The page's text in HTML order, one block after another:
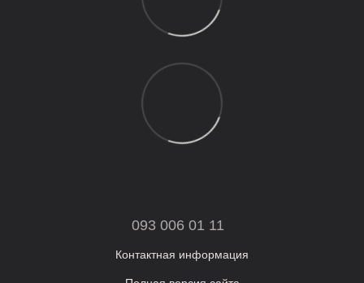
093 006 01 11
Контактная информация